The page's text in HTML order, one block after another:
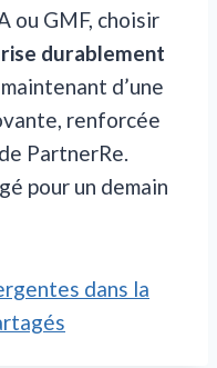
ou GMF, choisir
durablement
d’une
renforcée
PartnerRe.
pour un demain
dans la